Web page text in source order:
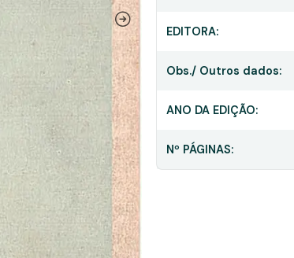
EDITORA:
Obs./ Outros dados:
ANO DA EDIÇÃO:
Nº PÁGINAS: